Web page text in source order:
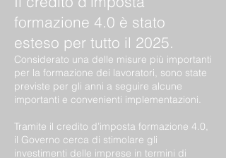
formazione 4.0 è stato
esteso per tutto il 2025.
Considerato una delle misure più importanti
per la formazione dei lavoratori, sono state
previste per gli anni a seguire alcune
importanti e convenienti implementazioni.
Tramite il credito d’imposta formazione 4.0,
il Governo cerca di stimolare gli
investimenti delle imprese in termini di